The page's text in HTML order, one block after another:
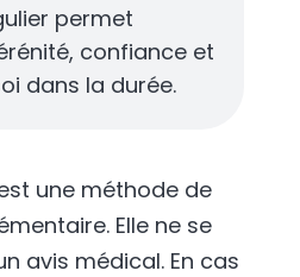
permet
confiance et
dans la durée.
une méthode de
Elle ne se
avis médical. En cas